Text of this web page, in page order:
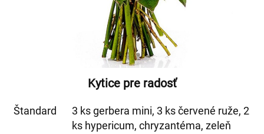
Kytice pre radosť
Štandard
3 ks gerbera mini, 3 ks červené ruže, 2
ks hypericum, chryzantéma, zeleň